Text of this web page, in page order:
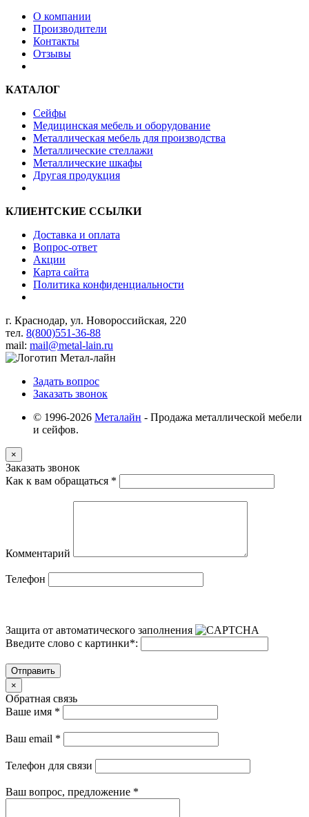
О компании
Производители
Контакты
Отзывы
КАТАЛОГ
Сейфы
Медицинская мебель и оборудование
Металлическая мебель для производства
Металлические стеллажи
Металлические шкафы
Другая продукция
КЛИЕНТСКИЕ ССЫЛКИ
Доставка и оплата
Вопрос-ответ
Акции
Карта сайта
Политика конфиденциальности
г. Краснодар, ул. Новороссийская, 220
тел. 8(800)551-36-88
mail: mail@metal-lain.ru
Задать вопрос
Заказать звонок
© 1996-2026 Металайн - Продажа металлической мебели
и сейфов.
×
Заказать звонок
Как к вам обращаться *
Комментарий
Телефон
Защита от автоматического заполнения
Введите слово с картинки*:
Отправить
×
Обратная связь
Ваше имя *
Ваш email *
Телефон для связи
Ваш вопрос, предложение *